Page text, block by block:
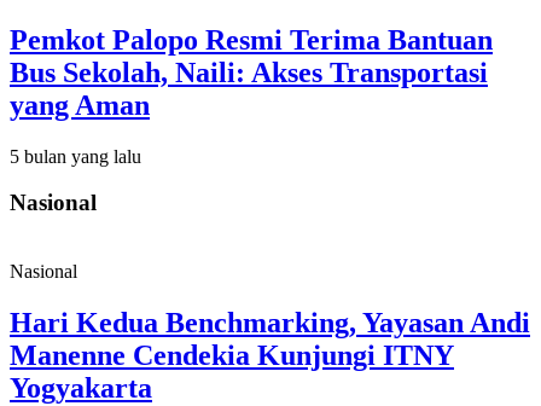
Pemkot Palopo Resmi Terima Bantuan
Bus Sekolah, Naili: Akses Transportasi
yang Aman
5 bulan yang lalu
Nasional
Nasional
Hari Kedua Benchmarking, Yayasan Andi
Manenne Cendekia Kunjungi ITNY
Yogyakarta